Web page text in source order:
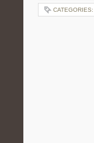
CATEGORIES: